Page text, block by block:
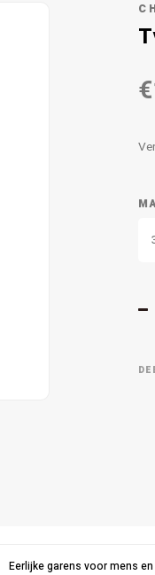
Eerlijke garens voor mens